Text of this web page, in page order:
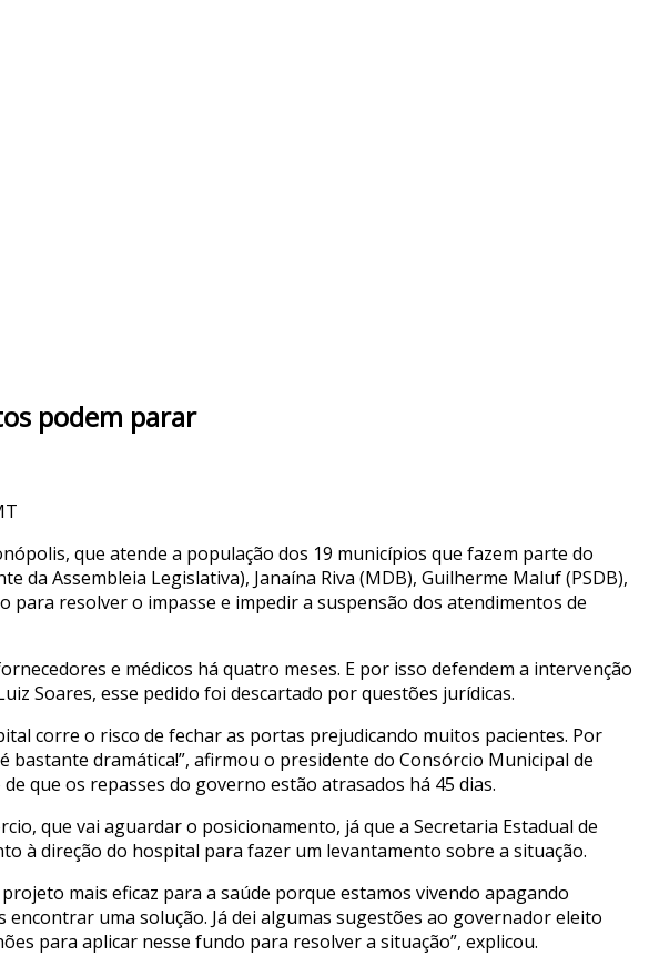
podem parar
que atende a população dos 19 municípios que fazem parte do
da Assembleia Legislativa), Janaína Riva (MDB), Guilherme Maluf (PSDB),
resolver o impasse e impedir a suspensão dos atendimentos de
e médicos há quatro meses. E por isso defendem a intervenção
Soares, esse pedido foi descartado por questões jurídicas.
corre o risco de fechar as portas prejudicando muitos pacientes. Por
dramática!”, afirmou o presidente do Consórcio Municipal de
que os repasses do governo estão atrasados há 45 dias.
que vai aguardar o posicionamento, já que a Secretaria Estadual de
à direção do hospital para fazer um levantamento sobre a situação.
mais eficaz para a saúde porque estamos vivendo apagando
uma solução. Já dei algumas sugestões ao governador eleito
para aplicar nesse fundo para resolver a situação”, explicou.